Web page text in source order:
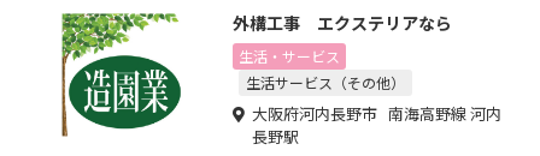
外構工事 エクステリアなら
生活・サービス
生活サービス（その他）
大阪府河内長野市 南海高野線 河内
長野駅